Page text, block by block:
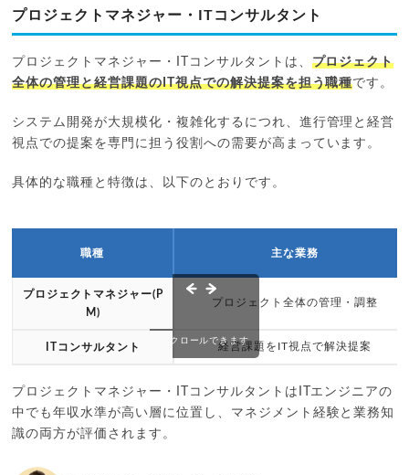
プロジェクトマネジャー・ITコンサルタント
プロジェクトマネジャー・ITコンサルタントは、 プロジェクト
全体の管理と経営課題のIT視点での解決提案を担う職種です。
システム開発が大規模化・複雑化するにつれ、進行管理と経営
視点での提案を専門に担う役割への需要が高まっています。
具体的な職種と特徴は、以下のとおりです。
職種 主な業務
プロジェクトマネジャー(P
M)
プロジェクト全体の管理・調整
ITコンサルタント 経営課題をIT視点で解決提案
スクロールできます
プロジェクトマネジャー・ITコンサルタントはITエンジニアの
中でも年収水準が高い層に位置し、マネジメント経験と業務知
識の両方が評価されます。